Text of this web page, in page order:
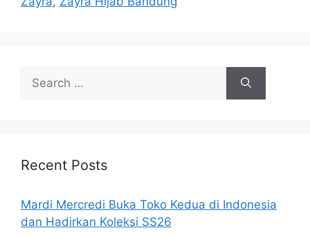
for:
Recent Posts
Mardi Mercredi Buka Toko Kedua di Indonesia
dan Hadirkan Koleksi SS26